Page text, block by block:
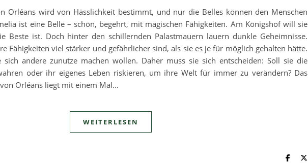
Orléans wird von Hässlichkeit bestimmt, und nur die Belles können den Menschen
ist eine Belle – schön, begehrt, mit magischen Fähigkeiten. Am Königshof will sie
Beste ist. Doch hinter den schillernden Palastmauern lauern dunkle Geheimnisse.
Fähigkeiten viel stärker und gefährlicher sind, als sie es je für möglich gehalten hätte.
andere zunutze machen wollen. Daher muss sie sich entscheiden: Soll sie die
oder ihr eigenes Leben riskieren, um ihre Welt für immer zu verändern? Das
Orléans liegt mit einem Mal…
WEITERLESEN